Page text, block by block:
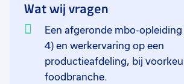
Wat wij vragen
Een afgeronde mbo-
4) en werkervaring op een
productieafdeling, bij
foodbranche.